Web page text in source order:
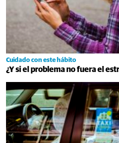
Cuidado con este hábito
¿Y si el problema no fuera el